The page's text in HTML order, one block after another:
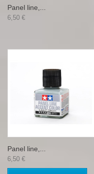
Panel line,...
6,50 €
Panel line,...
6,50 €